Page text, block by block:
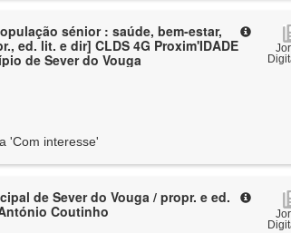
sénior : saúde, bem-estar,
ed. lit. e dir] CLDS 4G Proxim'IDADE
de Sever do Vouga
'Com interesse'
de Sever do Vouga / propr. e ed.
Coutinho